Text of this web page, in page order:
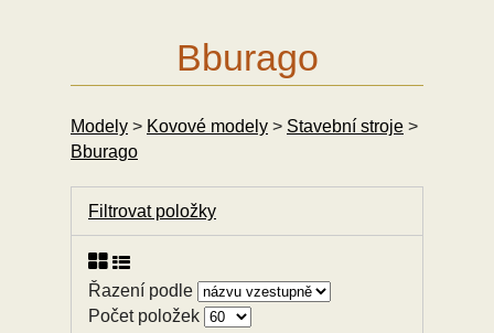
Bburago
Modely > Kovové modely > Stavební stroje >
Bburago
Filtrovat položky
Řazení podle
Počet položek